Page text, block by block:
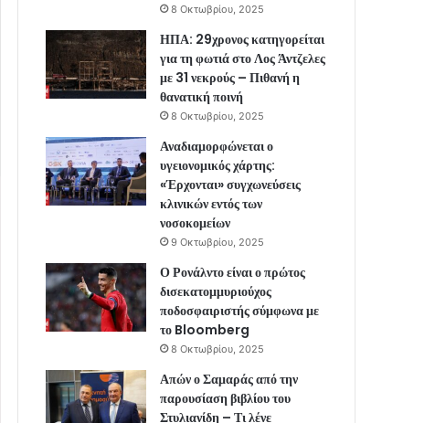
8 Οκτωβρίου, 2025
ΗΠΑ: 29χρονος κατηγορείται
για τη φωτιά στο Λος Άντζελες
με 31 νεκρούς – Πιθανή η
θανατική ποινή
8 Οκτωβρίου, 2025
Αναδιαμορφώνεται ο
υγειονομικός χάρτης:
«Έρχονται» συγχωνεύσεις
κλινικών εντός των
νοσοκομείων
9 Οκτωβρίου, 2025
Ο Ρονάλντο είναι ο πρώτος
δισεκατομμυριούχος
ποδοσφαιριστής σύμφωνα με
το Bloomberg
8 Οκτωβρίου, 2025
Απών ο Σαμαράς από την
παρουσίαση βιβλίου του
Στυλιανίδη – Τι λένε